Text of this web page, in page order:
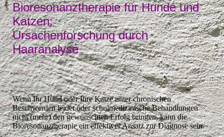
Bioresonanztherapie für Hunde und
Katzen:
Ursachenforschung durch
Haaranalyse
Wenn Ihr Hund oder Ihre Katze unter chronischen
Beschwerden leidet oder schulmedizinische Behandlungen
nicht (mehr) den gewünschten Erfolg bringen, kann die
Bioresonanztherapie ein effektiver Ansatz zur Diagnose sein.